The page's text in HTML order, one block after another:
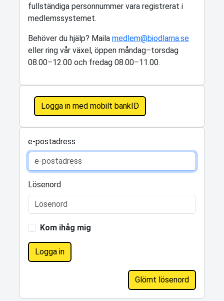
fullständiga personnummer vara registrerat i
medlemssystemet.
Behöver du hjälp? Maila medlem@biodlarna.se
eller ring vår växel, öppen måndag–torsdag
08.00–12.00 och fredag 08.00–11.00.
Logga in med mobilt bankID
e-postadress
Lösenord
Kom ihåg mig
Logga in
Glömt lösenord